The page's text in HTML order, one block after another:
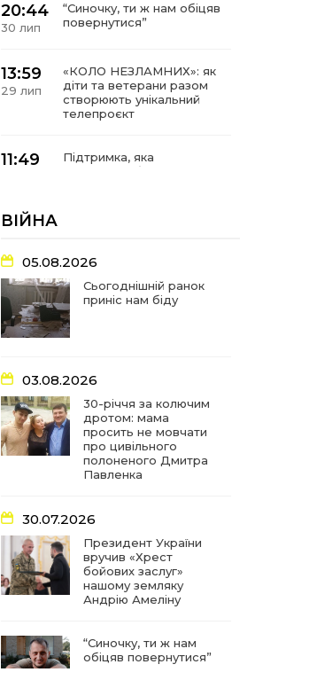
20:44
30 лип
“Синочку, ти ж нам обіцяв
повернутися”
13:59
29 лип
«КОЛО НЕЗЛАМНИХ»: як
діти та ветерани разом
створюють унікальний
телепроєкт
11:49
Підтримка, яка
допомагає бути на
21:04
історії Героїв
Барвінківщини стали
частиною літопису війни
17:18
У Барвінківській громаді
16:29
22 лип
Медики Барвінківської
громади вдосконалюють
професійні навички
У Пригожому з дітьми та
фонду
07:17
21 лип
“Мені й досі сниться син”:
чотири роки світлої
пам`яті Олександра
Шинкаря
11:06
20 лип
За дві доби — серія
ворожих ударів по
Барвінківській громаді
ВІЙНА
05.08.2026
Сьогоднішній ранок
приніс нам біду
03.08.2026
30-річчя за колючим
дротом: мама
просить не мовчати
про цивільного
полоненого Дмитра
Павленка
30.07.2026
Президент України
вручив «Хрест
бойових заслуг»
нашому земляку
Андрію Амеліну
“Синочку, ти ж нам
обіцяв повернутися”